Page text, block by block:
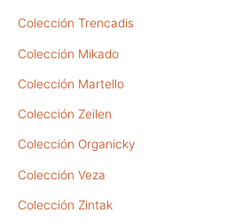
Colección Trencadis
Colección Mikado
Colección Martello
Colección Zeilen
Colección Organicky
Colección Veza
Colección Zintak